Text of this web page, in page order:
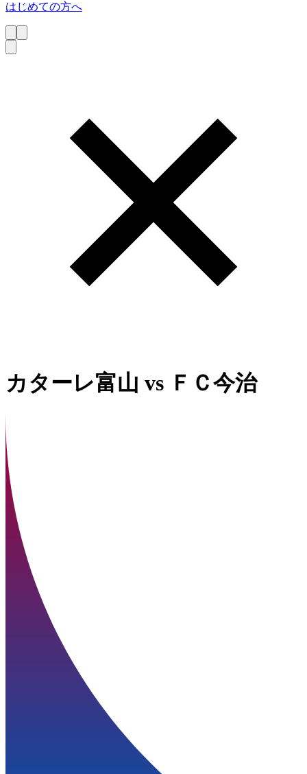
はじめての方へ
カターレ富山 vs ＦＣ今治